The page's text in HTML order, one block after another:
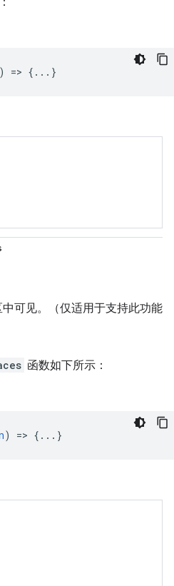
) => {...}
可见。（仅适用于支持此功能
函数如下所示：
) => {...}